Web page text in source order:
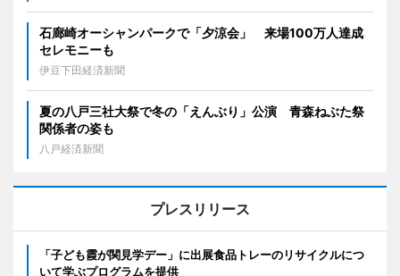
石廊崎オーシャンパークで「夕涼会」 来場100万人達成
セレモニーも
伊豆下田経済新聞
夏の八戸三社大祭で冬の「えんぶり」公演 青森ねぶた祭
関係者の姿も
八戸経済新聞
プレスリリース
「子ども霞が関見学デー」に出展食品トレーのリサイクルにつ
いて学ぶプログラムを提供